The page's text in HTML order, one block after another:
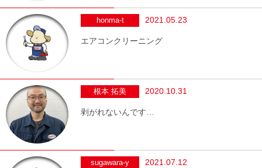
honma-t 2021.05.23
エアコンクリーニング
根本 拓美 2020.10.31
剥がれないんです…
sugawara-y 2021.07.12